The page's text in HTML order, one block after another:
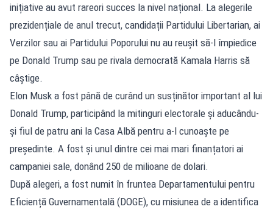
inițiative au avut rareori succes la nivel național. La alegerile
prezidențiale de anul trecut, candidații Partidului Libertarian, ai
Verzilor sau ai Partidului Poporului nu au reușit să-l împiedice
pe Donald Trump sau pe rivala democrată Kamala Harris să
câștige.
Elon Musk a fost până de curând un susținător important al lui
Donald Trump, participând la mitinguri electorale și aducându-
și fiul de patru ani la Casa Albă pentru a-l cunoaște pe
președinte. A fost și unul dintre cei mai mari finanțatori ai
campaniei sale, donând 250 de milioane de dolari.
După alegeri, a fost numit în fruntea Departamentului pentru
Eficiență Guvernamentală (DOGE), cu misiunea de a identifica